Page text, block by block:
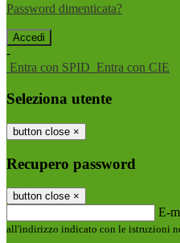
Password dimenticata?
-
Entra con SPID Entra con CIE
Seleziona utente
button close ×
Recupero password
button close ×
E-
all'indirizzo indicato con le istruzioni